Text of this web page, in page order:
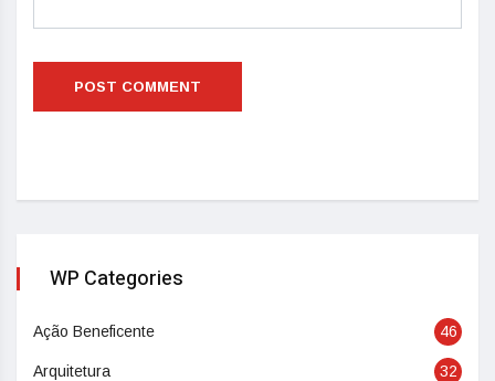
WP Categories
Ação Beneficente 46
Arquitetura 32